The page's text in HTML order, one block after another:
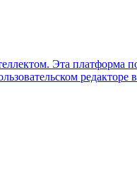
Эта платформа